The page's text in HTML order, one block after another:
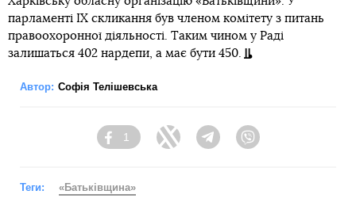
парламенті IX скликання був членом комітету з питань
правоохоронної діяльності. Таким чином у Раді
залишаться 402 нардепи, а має бути 450.
Автор: Софія Телішевська
Facebook
1
Twitter TelegramViber
Теги: «Батьківщина»